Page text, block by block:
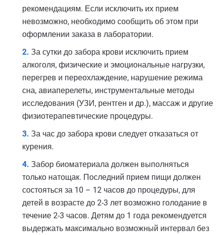
рекомендациям. Если исключить их прием
невозможно, необходимо сообщить об этом при
оформлении заказа в лаборатории.
За сутки до забора крови исключить прием
алкоголя, физические и эмоциональные нагрузки,
перегрев и переохлаждение, нарушение режима
сна, авиаперелеты, инструментальные методы
исследования (УЗИ, рентген и др.), массаж и другие
физиотерапевтические процедуры.
За час до забора крови следует отказаться от
курения.
Забор биоматериала должен выполняться
только натощак. Последний прием пищи должен
состояться за 10 – 12 часов до процедуры, для
детей в возрасте до 2-3 лет возможно голодание в
течение 2-3 часов. Детям до 1 года рекомендуется
выдержать максимально возможный интервал без